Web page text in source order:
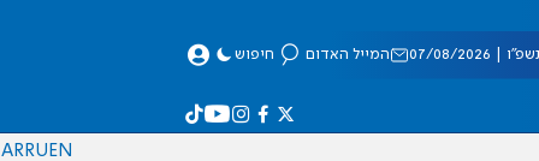
08/2026 המייל האדום חיפוש
EN
RU
AR